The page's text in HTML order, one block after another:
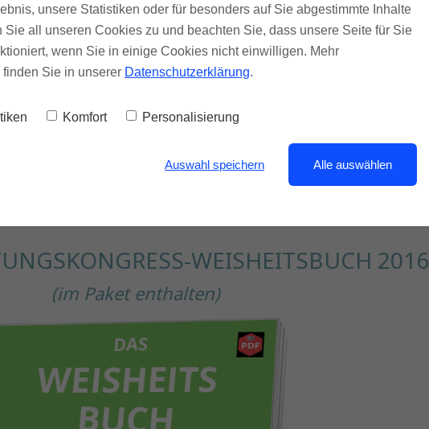
98,50 €
WEISHEITSBUCH 2016
(im Paket enthalten)
unsere Statistiken oder für besonders auf Sie abgestimmte Inhalte
Sie all unseren Cookies zu und beachten Sie, dass unsere Seite für Sie
wenn Sie in einige Cookies nicht einwilligen. Mehr
finden Sie in unserer Datenschutzerklärung.
Komfort Personalisierung
Auswahl speichern Alle auswählen